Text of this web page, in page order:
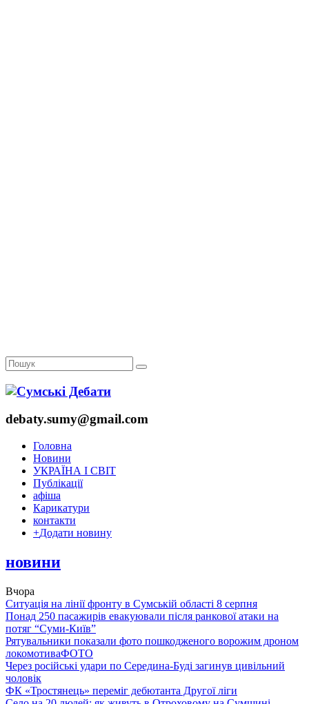
debaty.sumy@gmail.com
Головна
Новини
УКРАЇНА І СВІТ
Публікації
афіша
Карикатури
контакти
+Додати новину
новини
Вчора
Ситуація на лінії фронту в Сумській області 8 серпня
Понад 250 пасажирів евакуювали після ранкової атаки на
потяг “Суми-Київ”
Рятувальники показали фото пошкодженого ворожим дроном
локомотиваФОТО
Через російські удари по Середина-Буді загинув цивільний
чоловік
ФК «Тростянець» переміг дебютанта Другої ліги